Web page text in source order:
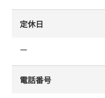
定休日
ー
電話番号